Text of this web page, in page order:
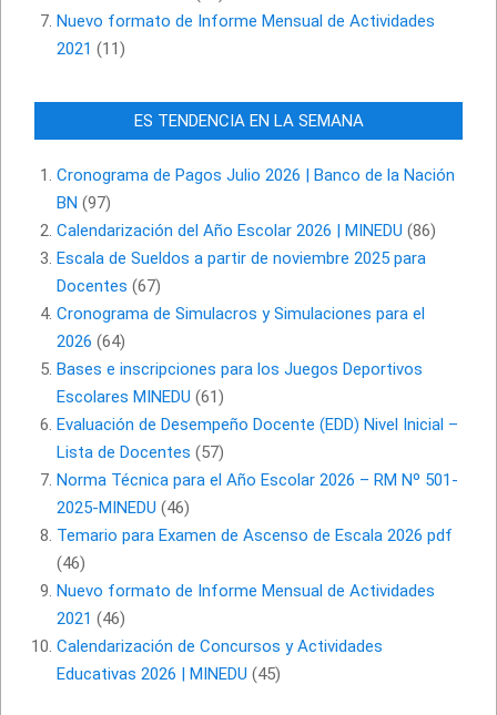
Nuevo formato de Informe Mensual de Actividades
2021 (11)
ES TENDENCIA EN LA SEMANA
Cronograma de Pagos Julio 2026 | Banco de la Nación
BN (97)
Calendarización del Año Escolar 2026 | MINEDU (86)
Escala de Sueldos a partir de noviembre 2025 para
Docentes (67)
Cronograma de Simulacros y Simulaciones para el
2026 (64)
Bases e inscripciones para los Juegos Deportivos
Escolares MINEDU (61)
Evaluación de Desempeño Docente (EDD) Nivel Inicial –
Lista de Docentes (57)
Norma Técnica para el Año Escolar 2026 – RM Nº 501-
2025-MINEDU (46)
Temario para Examen de Ascenso de Escala 2026 pdf
(46)
Nuevo formato de Informe Mensual de Actividades
2021 (46)
Calendarización de Concursos y Actividades
Educativas 2026 | MINEDU (45)